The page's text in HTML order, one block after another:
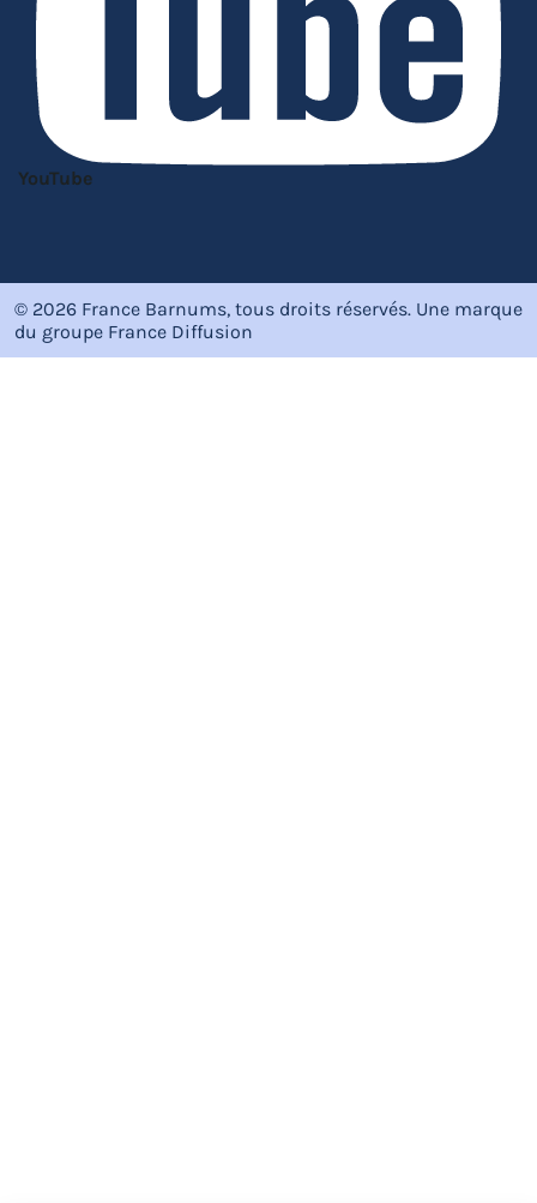
YouTube
© 2026 France Barnums, tous droits réservés. Une marque
du groupe France Diffusion